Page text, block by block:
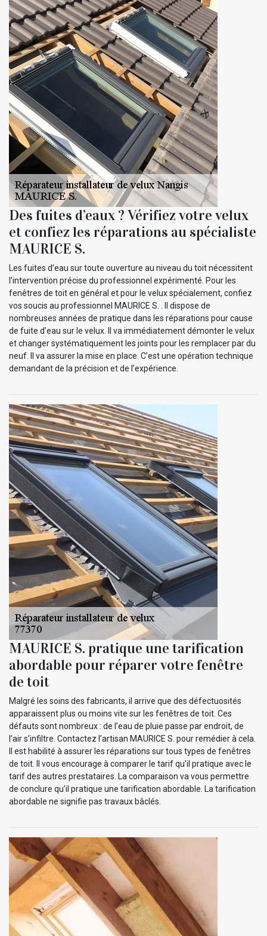
Des fuites d’eaux ? Vérifiez votre velux
et confiez les réparations au spécialiste
MAURICE S.
Les fuites d’eau sur toute ouverture au niveau du toit nécessitent
l’intervention précise du professionnel expérimenté. Pour les
fenêtres de toit en général et pour le velux spécialement, confiez
vos soucis au professionnel MAURICE S. . Il dispose de
nombreuses années de pratique dans les réparations pour cause
de fuite d’eau sur le velux. Il va immédiatement démonter le velux
et changer systématiquement les joints pour les remplacer par du
neuf. Il va assurer la mise en place. C’est une opération technique
demandant de la précision et de l’expérience.
MAURICE S. pratique une tarification
abordable pour réparer votre fenêtre
de toit
Malgré les soins des fabricants, il arrive que des défectuosités
apparaissent plus ou moins vite sur les fenêtres de toit. Ces
défauts sont nombreux : de l’eau de pluie passe par endroit, de
l’air s’infiltre. Contactez l’artisan MAURICE S. pour remédier à cela.
Il est habilité à assurer les réparations sur tous types de fenêtres
de toit. Il vous encourage à comparer le tarif qu’il pratique avec le
tarif des autres prestataires. La comparaison va vous permettre
de conclure qu’il pratique une tarification abordable. La tarification
abordable ne signifie pas travaux bâclés.